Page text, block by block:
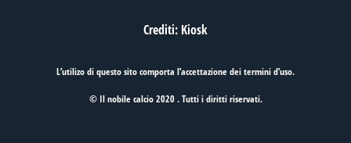
Crediti: Kiosk
L’utilizo di questo sito comporta l’accettazione deitermini d’uso.
© Il nobile calcio 2020 . Tutti i diritti riservati.